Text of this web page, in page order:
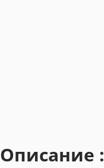
Описание :